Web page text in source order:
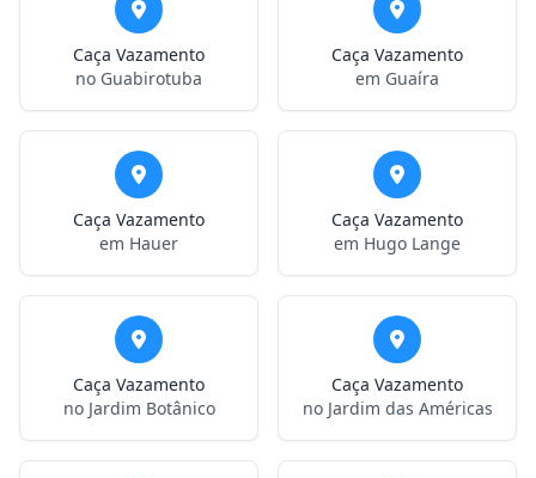
Caça Vazamento
no Guabirotuba
Caça Vazamento
em Guaíra
Caça Vazamento
em Hauer
Caça Vazamento
em Hugo Lange
Caça Vazamento
no Jardim Botânico
Caça Vazamento
no Jardim das Américas